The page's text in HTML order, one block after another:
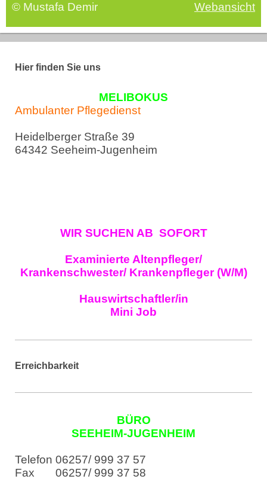
© Mustafa Demir
Webansicht
Hier finden Sie uns
MELIBOKUS
Ambulanter Pflegedienst
Heidelberger Straße 39
64342 Seeheim-Jugenheim
WIR SUCHEN AB SOFORT
Examinierte Altenpfleger/
Krankenschwester/ Krankenpfleger (W/M)
Hauswirtschaftler/in
Mini Job
Erreichbarkeit
BÜRO
SEEHEIM-JUGENHEIM
Telefon 06257/ 999 37 57
Fax 06257/ 999 37 58